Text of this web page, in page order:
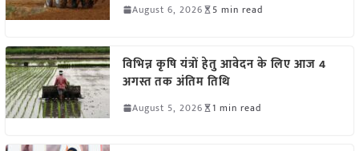
August 6, 2026 5 min read
विभिन्न कृषि यंत्रों हेतु आवेदन के लिए आज 4
अगस्त तक अंतिम तिथि
August 5, 2026 1 min read